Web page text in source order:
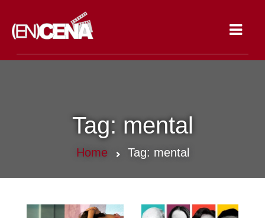
Tag: mental
Home Tag: mental